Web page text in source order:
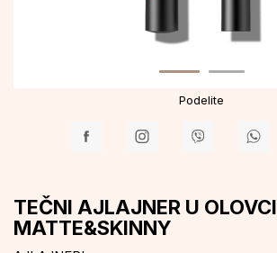
Podelite
TEČNI AJLAJNER U OLOVCI
MATTE&SKINNY